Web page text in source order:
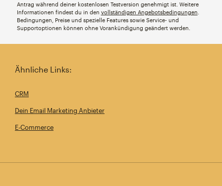
Antrag während deiner kostenlosen Testversion genehmigt ist. Weitere
Informationen findest du in den vollständigen Angebotsbedingungen
Bedingungen, Preise und spezielle Features sowie Service- und
Supportoptionen können ohne Vorankündigung geändert werden.
Ähnliche Links:
CRM
Dein Email Marketing Anbieter
E-Commerce